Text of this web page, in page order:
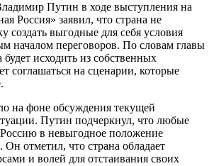
Путин в ходе выступления на
Россия» заявил, что страна не
создать выгодные для себя условия
началом переговоров. По словам главы
будет исходить из собственных
соглашаться на сценарии, которые
на фоне обсуждения текущей
Путин подчеркнул, что любые
в невыгодное положение
отметил, что страна обладает
и волей для отстаивания своих